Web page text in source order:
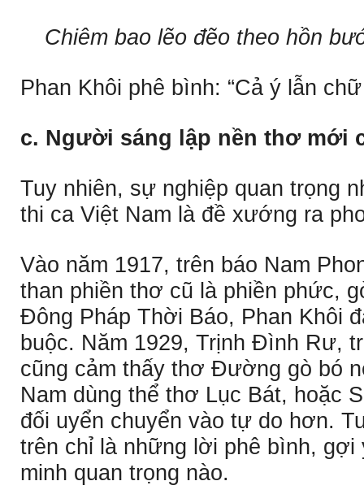
Chiêm bao lẽo đẽo theo hồn
Phan Khôi phê bình: “Cả ý lẫn
c. Người sáng lập nền thơ mới
Tuy nhiên, sự nghiệp quan trọng
thi ca Việt Nam là đề xướng ra
Vào năm 1917, trên báo Nam
than phiền thơ cũ là phiền phức,
Ðông Pháp Thời Báo, Phan Khôi
buộc. Năm 1929, Trịnh Ðình Rư,
cũng cảm thấy thơ Ðường gò bó
Nam dùng thể thơ Lục Bát, hoặc
đối uyển chuyển vào tự do hơn.
trên chỉ là những lời phê bình, gợi
minh quan trọng nào.